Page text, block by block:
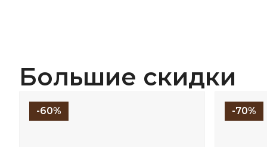
Большие скидки
-60% -70%